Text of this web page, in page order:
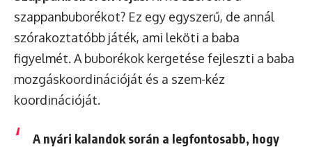
szappanbuborékot? Ez egy egyszerű, de annál
szórakoztatóbb játék, ami leköti a baba
figyelmét. A buborékok kergetése fejleszti a baba
mozgáskoordinációját és a szem-kéz
koordinációját.
A nyári kalandok során a legfontosabb, hogy